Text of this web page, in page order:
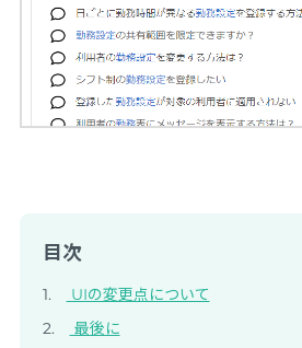
目次
UIの変更点について
最後に